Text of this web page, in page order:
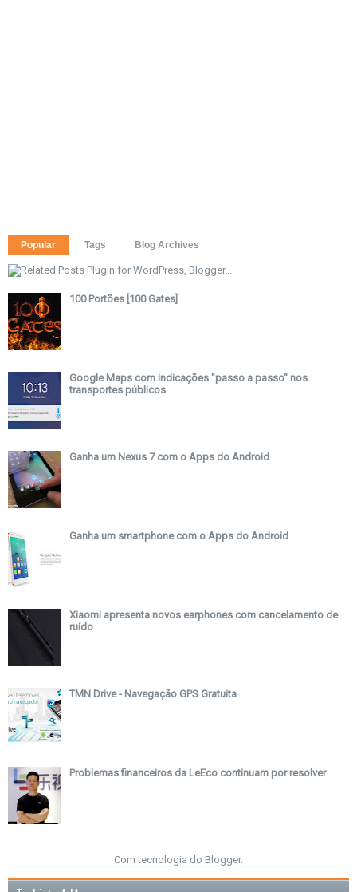
Popular Tags Blog Archives
100 Portões [100 Gates]
Google Maps com indicações "passo a passo" nos
transportes públicos
Ganha um Nexus 7 com o Apps do Android
Ganha um smartphone com o Apps do Android
Xiaomi apresenta novos earphones com cancelamento de
ruído
TMN Drive - Navegação GPS Gratuita
Problemas financeiros da LeEco continuam por resolver
Com tecnologia do Blogger.